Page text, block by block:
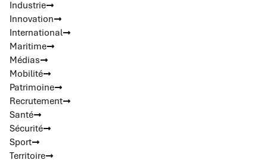
Industrie
Innovation
International
Maritime
Médias
Mobilité
Patrimoine
Recrutement
Santé
Sécurité
Sport
Territoire